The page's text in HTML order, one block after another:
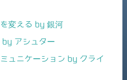
変える by 銀河
by アシュター
ュニケーション by クライ